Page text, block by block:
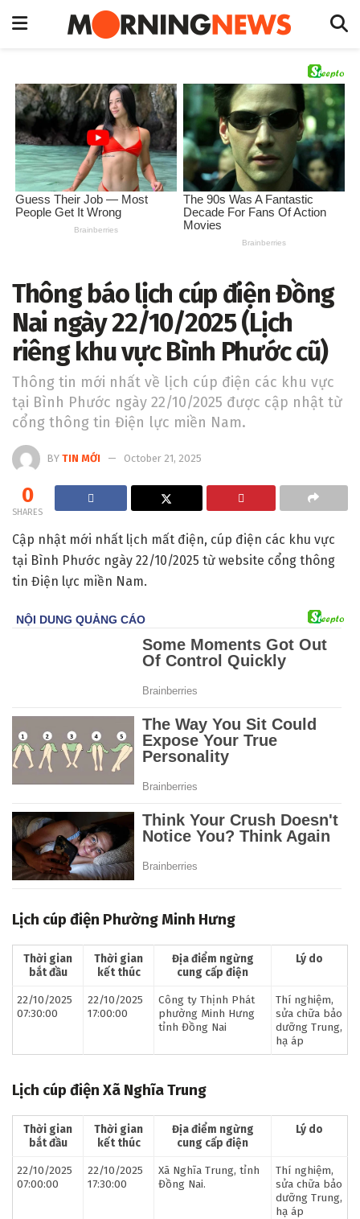
Thông báo lịch cúp điện Đồng
Nai ngày 22/10/2025 (Lịch
riêng khu vực Bình Phước cũ)
Thông tin mới nhất về lịch cúp điện các khu vực
tại Bình Phước ngày 22/10/2025 được cập nhật từ
cổng thông tin Điện lực miền Nam.
BY TIN MỚI October 21, 2025
0
SHARES
Cập nhật mới nhất lịch mất điện, cúp điện các khu vực
tại Bình Phước ngày 22/10/2025 từ website cổng thông
tin Điện lực miền Nam.
Lịch cúp điện Phường Minh Hưng
Thời gian
bắt đầu
Thời gian
kết thúc
Địa điểm ngừng
cung cấp điện
Lý do
22/10/2025
07:30:00
22/10/2025
17:00:00
Công ty Thịnh Phát
phường Minh Hưng
tỉnh Đồng Nai
Thí nghiệm,
sửa chữa bảo
dưỡng Trung,
hạ áp
Lịch cúp điện Xã Nghĩa Trung
Thời gian
bắt đầu
Thời gian
kết thúc
Địa điểm ngừng
cung cấp điện
Lý do
22/10/2025
07:00:00
22/10/2025
17:30:00
Xã Nghĩa Trung, tỉnh
Đồng Nai.
Thí nghiệm,
sửa chữa bảo
dưỡng Trung,
hạ áp